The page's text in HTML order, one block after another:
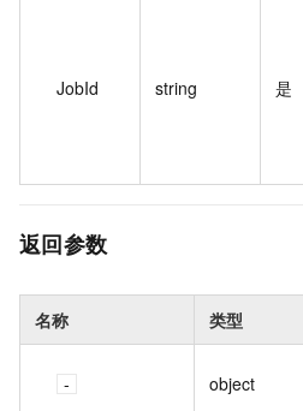
JobId string 是
返回参数
名称 类型
object